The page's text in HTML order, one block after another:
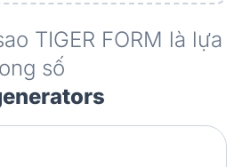
TIGER FORM là lựa
số